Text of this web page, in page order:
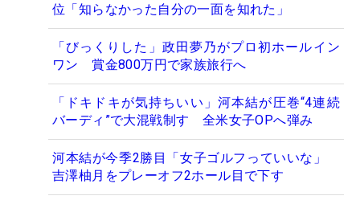
位「知らなかった自分の一面を知れた」
「びっくりした」政田夢乃がプロ初ホールイン
ワン 賞金800万円で家族旅行へ
「ドキドキが気持ちいい」河本結が圧巻“4連続
バーディ”で大混戦制す 全米女子OPへ弾み
河本結が今季2勝目「女子ゴルフっていいな」
吉澤柚月をプレーオフ2ホール目で下す